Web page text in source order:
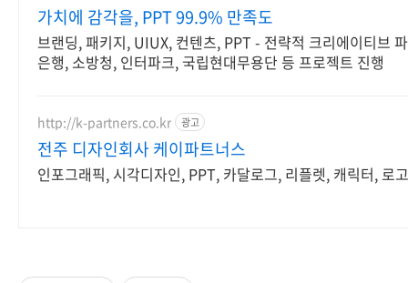
가치에 감각을, PPT 99.9% 만족도
브랜딩, 패키지, UIUX, 컨텐츠, PPT - 전략적 크리에이티브
은행, 소방청, 인터파크, 국립현대무용단 등 프로젝트 진행
http://k-partners.co.kr 광고
전주 디자인회사 케이파트너스
인포그래픽, 시각디자인, PPT, 카달로그, 리플렛, 캐릭터, 로